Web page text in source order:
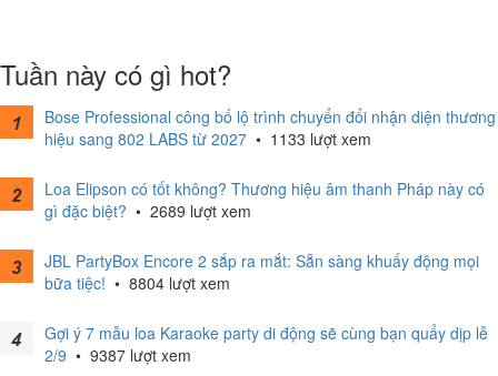
Tuần này có gì hot?
Bose Professional công bố lộ trình chuyển đổi nhận diện thương
hiệu sang 802 LABS từ 2027 • 1133 lượt xem
Loa Elipson có tốt không? Thương hiệu âm thanh Pháp này có
gì đặc biệt? • 2689 lượt xem
JBL PartyBox Encore 2 sắp ra mắt: Sẵn sàng khuấy động mọi
bữa tiệc! • 8804 lượt xem
Gợi ý 7 mẫu loa Karaoke party di động sẽ cùng bạn quẩy dịp lễ
2/9 • 9387 lượt xem